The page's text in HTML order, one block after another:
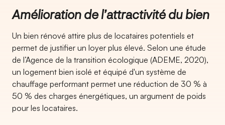
Amélioration de l’attractivité du bien
Un bien rénové attire plus de locataires potentiels et
permet de justifier un loyer plus élevé. Selon une étude
de l’Agence de la transition écologique (ADEME, 2020),
un logement bien isolé et équipé d'un système de
chauffage performant permet une réduction de 30 % à
50 % des charges énergétiques, un argument de poids
pour les locataires.